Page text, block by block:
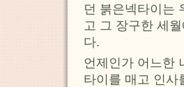
던 붉은넥타이는
고 그 장구한 세
다.
언제인가 어느한
타이를 매고 인사